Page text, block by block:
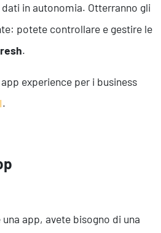
in autonomia. Otterranno gli
potete controllare e gestire le
.
experience per i business
.
app, avete bisogno di una